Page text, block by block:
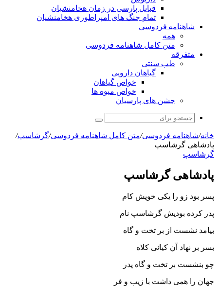
قبایل پارسی در زمان هخامنشیان
تمام جنگ های امپراطوری هخامنشیان
شاهنامه فردوسی
همه
متن کامل شاهنامه فردوسی
متفرقه
طب سنتی
گیاهان دارویی
خواص گیاهان
خواص میوه ها
جشن های پارسیان
جستجو
برای
خانه/شاهنامه فردوسی/متن کامل شاهنامه فردوسی/گرشاسپ/
پادشاهى گرشاسپ‏
گرشاسپ
پادشاهى گرشاسپ‏
پسر بود زو را یکى خویش کام
پدر کرده بودیش گرشاسپ نام‏
بیامد نشست از بر تخت و گاه
بسر بر نهاد آن کیانى کلاه‏
چو بنشست بر تخت و گاه پدر
جهان را همى داشت با زیب و فر